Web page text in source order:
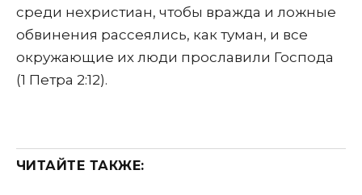
среди нехристиан, чтобы вражда и ложные
обвинения рассеялись, как туман, и все
окружающие их люди прославили Господа
(1 Петра 2:12).
ЧИТАЙТЕ ТАКЖЕ: